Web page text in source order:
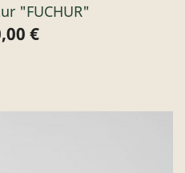
"FUCHUR"
€